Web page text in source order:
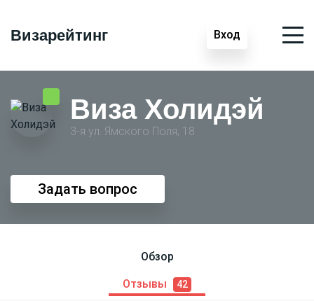
Визарейтинг Вход
Виза Холидэй
3-я ул. Ямского Поля, 18
Задать вопрос
Обзор
Отзывы 42